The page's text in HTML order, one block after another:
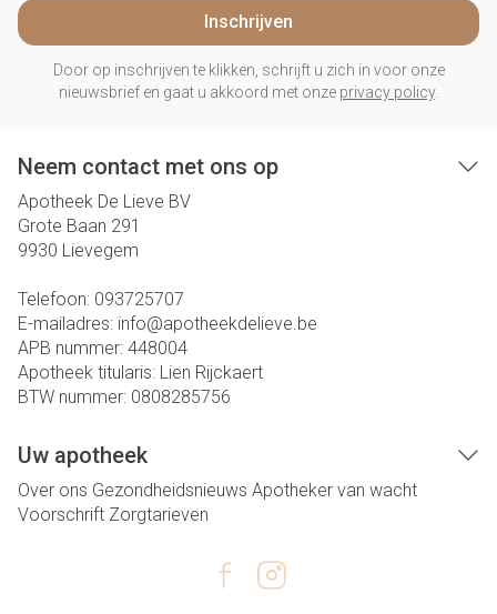
Inschrijven
Door op inschrijven te klikken, schrijft u zich in voor onze
nieuwsbrief en gaat u akkoord met onze privacy policy.
Neem contact met ons op
Apotheek De Lieve BV
Grote Baan 291
9930 Lievegem
Telefoon: 093725707
E-mailadres: info@apotheekdelieve.be
APB nummer: 448004
Apotheek titularis: Lien Rijckaert
BTW nummer: 0808285756
Uw apotheek
Over ons Gezondheidsnieuws Apotheker van wacht
Voorschrift Zorgtarieven